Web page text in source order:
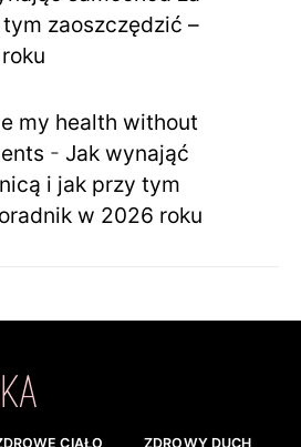
zaoszczędzić –
my health without
- Jak wynająć
i jak przy tym
w 2026 roku
CIAŁO ZDROWY DUCH